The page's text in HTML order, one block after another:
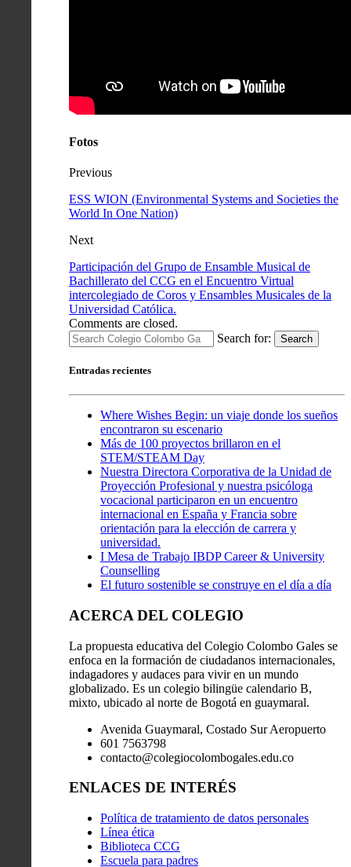
Fotos
Previous
ESS WION (Environmental Systems and Societies the
World In One Nation)
Next
Participación del Grupo de Ensamble Musical de
Bachillerato del CCG en el Encuentro Virtual
intercolegiado de Coros y Ensambles Musicales de la
Universidad Católica.
Comments are closed.
Search for:
Search
Entradas recientes
Where Wishes Begin: un viaje donde los sueños
encontraron su escenario
Más de 100 proyectos brillaron en el
STEM/STEAM Day
Nuestra Directora Corporativa de la Unidad de
Proyección Profesional y nuestra psicóloga
vocacional participaron en un encuentro
internacional en España y Francia sobre
orientación para la elección de carrera y
universidad.
I Mesa de Trabajo IBDP Career & University
Counselling
El futuro sostenible se construye en el día a día
ACERCA DEL COLEGIO
La propuesta educativa del Colegio Colombo Gales se
enfoca en la formación de ciudadanos internacionales,
indagadores y audaces para vivir en un mundo
globalizado. Es un colegio bilingüe calendario B,
mixto, ubicado al norte de Bogotá en guaymaral.
Avenida Guaymaral, Costado Sur Aeropuerto
601 7563798
contacto@colegiocolombogales.edu.co
ENLACES DE INTERÉS
Política de tratamiento de datos personales
Línea ética
Biblioteca CCG
Escuela para padres